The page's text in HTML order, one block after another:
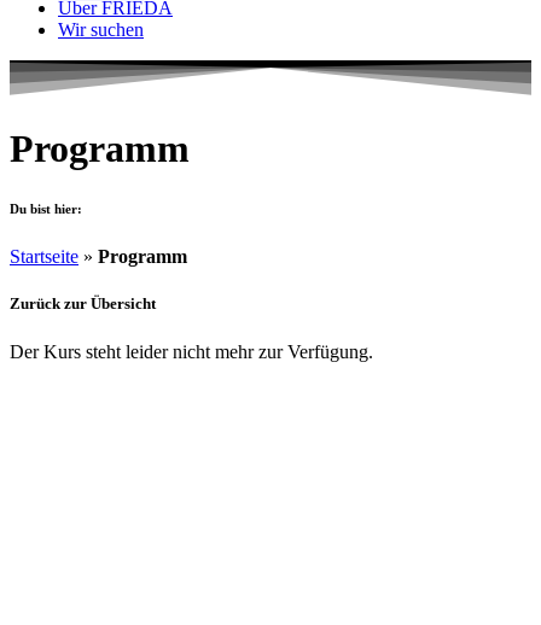
Über FRIEDA
Wir suchen
Programm
Du bist hier:
Startseite » Programm
Zurück zur Übersicht
Der Kurs steht leider nicht mehr zur Verfügung.